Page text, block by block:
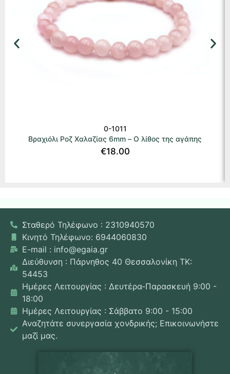
0-1011
Βραχιόλι Ροζ Χαλαζίας 6mm – Ο λίθος της αγάπης
€18.00
Σταθερό Τηλέφωνο : 2310940570
Κινητό Τηλέφωνο: 6944060830
E-mail : info@egaia.gr
Διεύθυνση : Πάρνηθος 40 Θεσσαλονίκη ΤΚ:
54453
Ημέρες Λειτουργίας : Δευτέρα-Παρασκευή 9:00 -
18:00
Ημέρες Λειτουργίας : Σάββατο 9:00 - 15:00
Αναζητάτε συνεργασία χονδρικής; Επικοινωνήστε
μαζί μας.